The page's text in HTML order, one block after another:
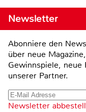
Newsletter
Abonniere den
über neue
Gewinnspiele,
unserer Partner.
Newsletter